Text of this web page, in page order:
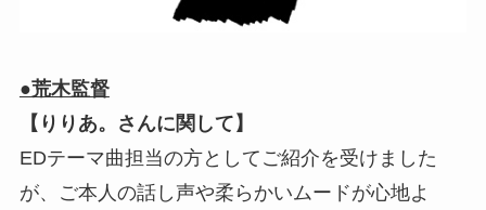
●荒木監督
【りりあ。さんに関して】
EDテーマ曲担当の方としてご紹介を受けました
が、ご本人の話し声や柔らかいムードが心地よ